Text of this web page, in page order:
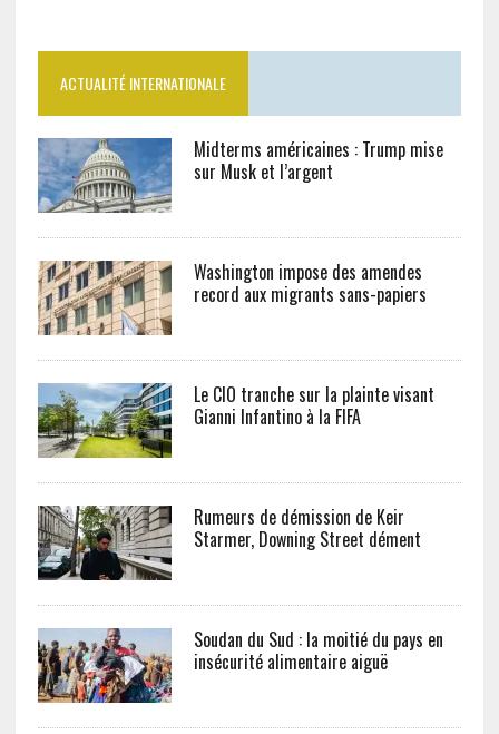
ACTUALITÉ INTERNATIONALE
Midterms américaines : Trump mise
sur Musk et l’argent
Washington impose des amendes
record aux migrants sans-papiers
Le CIO tranche sur la plainte visant
Gianni Infantino à la FIFA
Rumeurs de démission de Keir
Starmer, Downing Street dément
Soudan du Sud : la moitié du pays en
insécurité alimentaire aiguë